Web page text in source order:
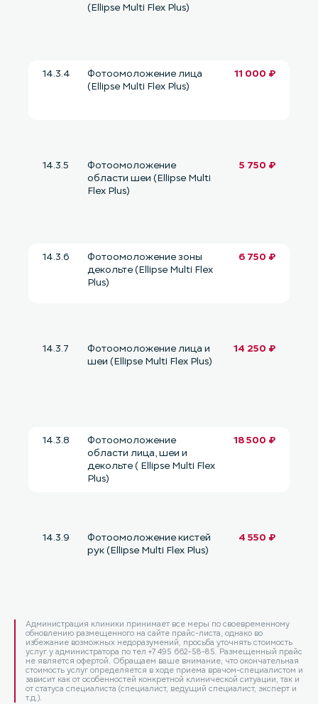
(Ellipse Multi Flex Plus)
14.3.4
Фотоомоложение лица
(Ellipse Multi Flex Plus)
11 000 ₽
14.3.5
Фотоомоложение
области шеи (Ellipse Multi
Flex Plus)
5 750 ₽
14.3.6
Фотоомоложение зоны
декольте (Ellipse Multi Flex
Plus)
6 750 ₽
14.3.7
Фотоомоложение лица и
шеи (Ellipse Multi Flex Plus)
14 250 ₽
14.3.8
Фотоомоложение
области лица, шеи и
декольте ( Ellipse Multi Flex
Plus)
18 500 ₽
14.3.9
Фотоомоложение кистей
рук (Ellipse Multi Flex Plus)
4 550 ₽
Администрация клиники принимает все меры по своевременному
обновлению размещенного на сайте прайс-листа, однако во
избежание возможных недоразумений, просьба уточнять стоимость
услуг у администратора по тел +7 495 662-58-85. Размещенный прайс
не является офертой. Обращаем ваше внимание, что окончательная
стоимость услуг определяется в ходе приема врачом-специалистом и
зависит как от особенностей конкретной клинической ситуации, так и
от статуса специалиста (специалист, ведущий специалист, эксперт и
т.д.).